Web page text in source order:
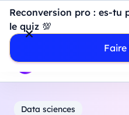
Reconversion pro : es-tu
le quiz 💯
Faire
Introduction à Power BI :
dashboard de A à Z
- Mardi 11
Professionnels
Étudiants
Data sciences